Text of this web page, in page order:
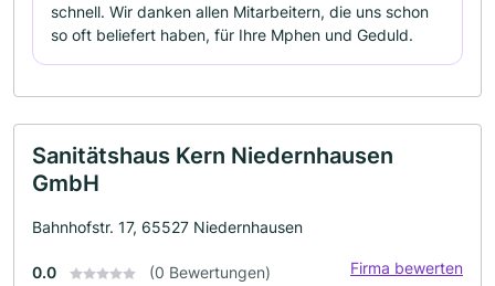
schnell. Wir danken allen Mitarbeitern, die uns schon
so oft beliefert haben, für Ihre Mphen und Geduld.
Sanitätshaus Kern Niedernhausen
GmbH
Bahnhofstr. 17, 65527 Niedernhausen
0.0 (0 Bewertungen) Firma bewerten